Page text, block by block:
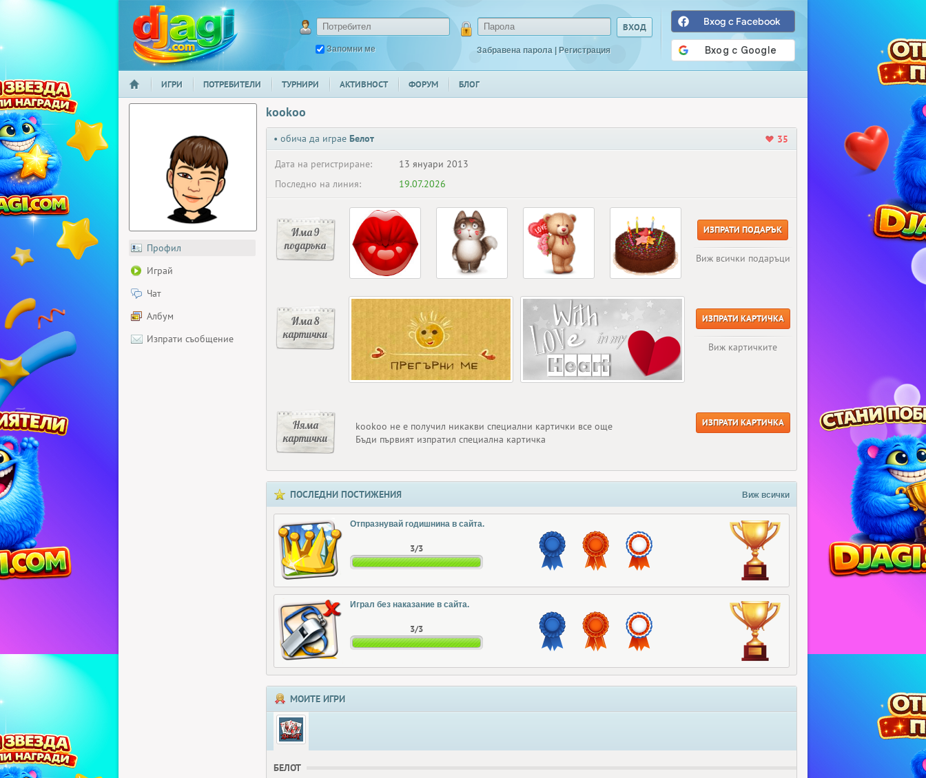
Запомни ме Забравена парола | Регистрация
Вход с Facebook
НАЧАЛО
ИГРИ ПОТРЕБИТЕЛИ ТУРНИРИ АКТИВНОСТ ФОРУМ БЛОГ
Профил
Играй
Чат
Албум
Изпрати съобщение
kookoo
• обича да играе Белот
35
Дата на регистриране:
13 януари 2013
Последно на линия:
19.07.2026
Има 9
подаръка
ИЗПРАТИ ПОДАРЪК
Виж всички подаръци
Има 8
картички
ИЗПРАТИ КАРТИЧКА
Виж картичките
Няма
картички
kookoo не е получил никакви специални картички все още
Бъди първият изпратил специална картичка
ИЗПРАТИ КАРТИЧКА
ПОСЛЕДНИ ПОСТИЖЕНИЯ Виж всички
Отпразнувай годишнина в сайта.
3/3
Играл без наказание в сайта.
3/3
МОИТЕ ИГРИ
БЕЛОТ